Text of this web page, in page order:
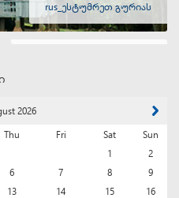
rus_ესტუმრეთ გურიას
rus_სასარგებლო ბმულები
2026
Thu Fri Sat
Sun
1
2
6 7 8
9
13 14 15
16